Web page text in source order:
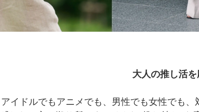
大人の推し活を
アイドルでもアニメでも、男性でも女性でも